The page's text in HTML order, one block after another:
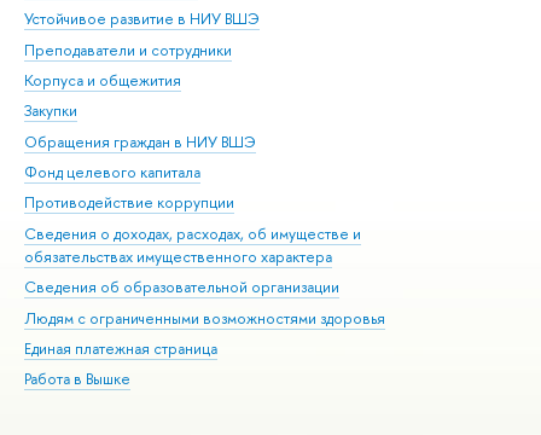
Устойчивое развитие в НИУ ВШЭ
Преподаватели и сотрудники
Корпуса и общежития
Закупки
Обращения граждан в НИУ ВШЭ
Фонд целевого капитала
Противодействие коррупции
Сведения о доходах, расходах, об имуществе и
обязательствах имущественного характера
Сведения об образовательной организации
Людям с ограниченными возможностями здоровья
Единая платежная страница
Работа в Вышке